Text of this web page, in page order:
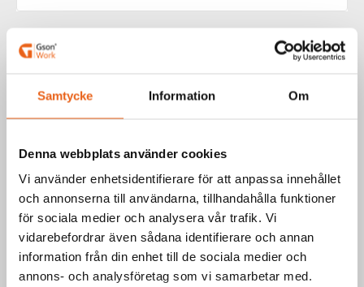
Samtycke Information Om
Denna webbplats använder cookies
Vi använder enhetsidentifierare för att anpassa innehållet
och annonserna till användarna, tillhandahålla funktioner
för sociala medier och analysera vår trafik. Vi
vidarebefordrar även sådana identifierare och annan
information från din enhet till de sociala medier och
annons- och analysföretag som vi samarbetar med.
RELATERADE PRODUKTER
SDS-PLUS DRILL 4,0 X 110 MM